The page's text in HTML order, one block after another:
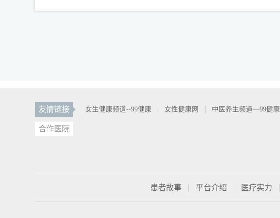
友情链接
合作医院
女生健康频道--99健康 女性健康网 中医养生频道—99健康
患者故事 平台介绍 医疗实力